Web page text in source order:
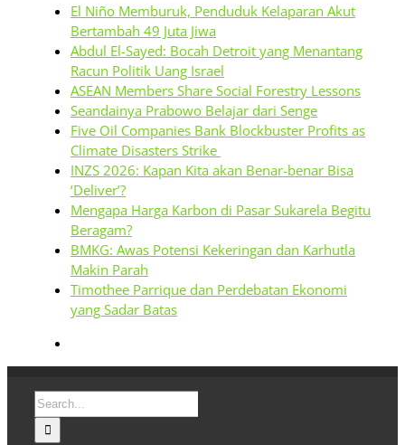
El Niño Memburuk, Penduduk Kelaparan Akut
Bertambah 49 Juta Jiwa
Abdul El-Sayed: Bocah Detroit yang Menantang
Racun Politik Uang Israel
ASEAN Members Share Social Forestry Lessons
Seandainya Prabowo Belajar dari Senge
Five Oil Companies Bank Blockbuster Profits as
Climate Disasters Strike
INZS 2026: Kapan Kita akan Benar-benar Bisa
‘Deliver’?
Mengapa Harga Karbon di Pasar Sukarela Begitu
Beragam?
BMKG: Awas Potensi Kekeringan dan Karhutla
Makin Parah
Timothee Parrique dan Perdebatan Ekonomi
yang Sadar Batas
Search
for: